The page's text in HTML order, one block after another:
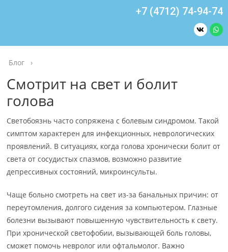
+7 (4712) 74-94-74
Блог ›
Смотрит на свет и болит
голова
Светобоязнь часто сопряжена с болевым синдромом. Такой
симптом характерен для инфекционных, неврологических
проявлений. В ситуациях, когда голова хронически болит от
света от сосудистых спазмов, возможно развитие
депрессивных состояний, микроинсульты.
Чаще больно смотреть на свет из-за банальных причин: от
переутомления, долгого сидения за компьютером. Глазные
болезни вызывают повышенную чувствительность к свету.
При хронической светофобии, вызывающей боль головы,
сможет помочь невролог или офтальмолог. Важно